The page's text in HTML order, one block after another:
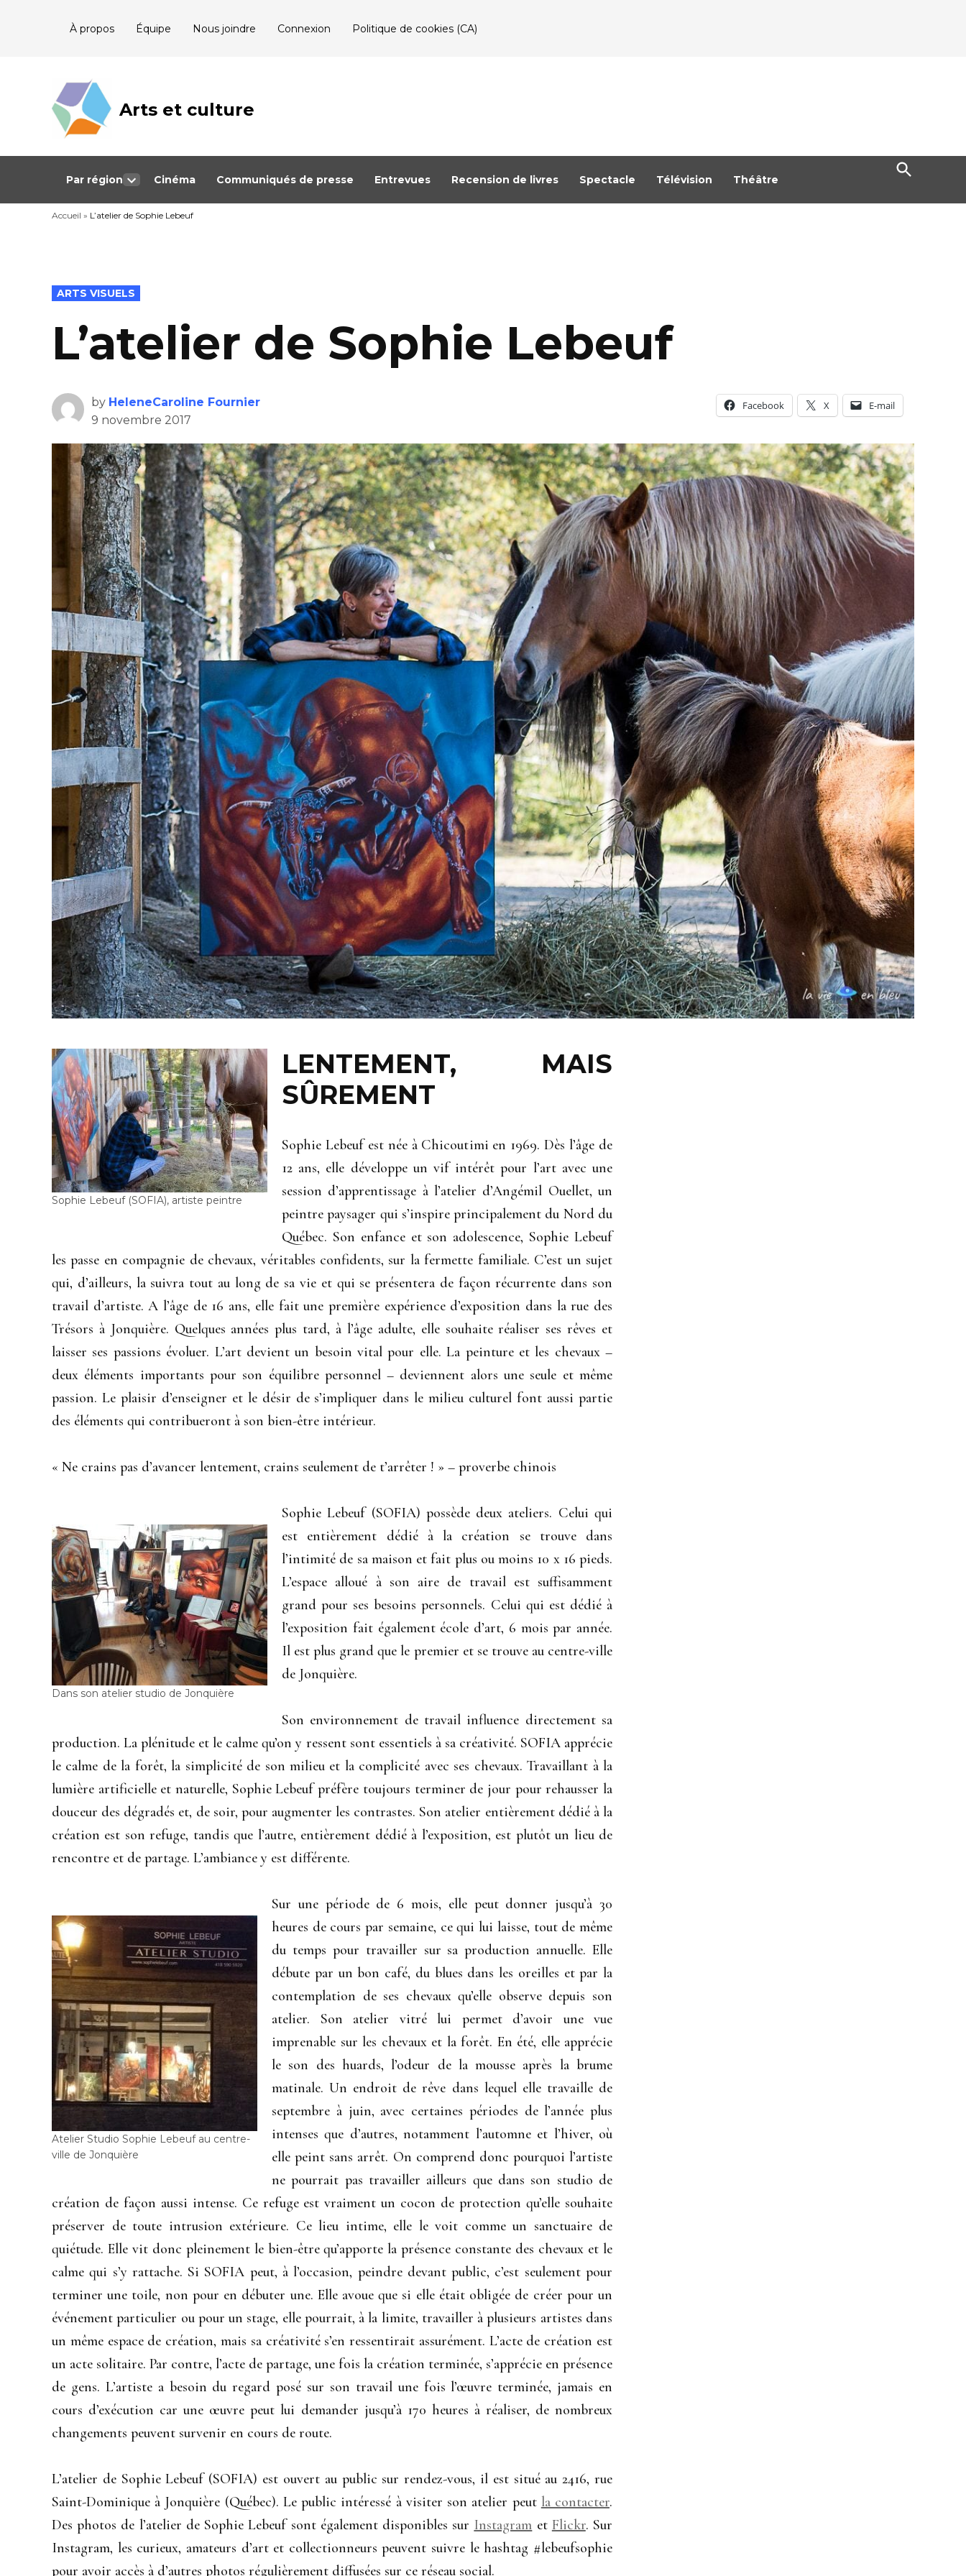
À propos Équipe Nous joindre Connexion Politique de cookies (CA)
Arts et culture
Journalisme
Québec
Par région
dropdown
menu
Cinéma Communiqués de presse Entrevues Recension de livres Spectacle Télévision Théâtre
Open
Search
Accueil » L’atelier de Sophie Lebeuf
POSTED
IN
ARTS VISUELS
L’atelier de Sophie Lebeuf
by HeleneCaroline Fournier
9 novembre 2017
Facebook X E-mail
Sophie Lebeuf (SOFIA), artiste peintre
LENTEMENT, MAIS
SÛREMENT
Sophie Lebeuf est née à Chicoutimi en 1969. Dès l’âge de
12 ans, elle développe un vif intérêt pour l’art avec une
session d’apprentissage à l’atelier d’Angémil Ouellet, un
peintre paysager qui s’inspire principalement du Nord du
Québec. Son enfance et son adolescence, Sophie Lebeuf
les passe en compagnie de chevaux, véritables confidents, sur la fermette familiale. C’est un sujet
qui, d’ailleurs, la suivra tout au long de sa vie et qui se présentera de façon récurrente dans son
travail d’artiste. A l’âge de 16 ans, elle fait une première expérience d’exposition dans la rue des
Trésors à Jonquière. Quelques années plus tard, à l’âge adulte, elle souhaite réaliser ses rêves et
laisser ses passions évoluer. L’art devient un besoin vital pour elle. La peinture et les chevaux –
deux éléments importants pour son équilibre personnel – deviennent alors une seule et même
passion. Le plaisir d’enseigner et le désir de s’impliquer dans le milieu culturel font aussi partie
des éléments qui contribueront à son bien-être intérieur.
« Ne crains pas d’avancer lentement, crains seulement de t’arrêter ! » – proverbe chinois
Dans son atelier studio de Jonquière
Sophie Lebeuf (SOFIA) possède deux ateliers. Celui qui
est entièrement dédié à la création se trouve dans
l’intimité de sa maison et fait plus ou moins 10 x 16 pieds.
L’espace alloué à son aire de travail est suffisamment
grand pour ses besoins personnels. Celui qui est dédié à
l’exposition fait également école d’art, 6 mois par année.
Il est plus grand que le premier et se trouve au centre-ville
de Jonquière.
Son environnement de travail influence directement sa
production. La plénitude et le calme qu’on y ressent sont essentiels à sa créativité. SOFIA apprécie
le calme de la forêt, la simplicité de son milieu et la complicité avec ses chevaux. Travaillant à la
lumière artificielle et naturelle, Sophie Lebeuf préfère toujours terminer de jour pour rehausser la
douceur des dégradés et, de soir, pour augmenter les contrastes. Son atelier entièrement dédié à la
création est son refuge, tandis que l’autre, entièrement dédié à l’exposition, est plutôt un lieu de
rencontre et de partage. L’ambiance y est différente.
Atelier Studio Sophie Lebeuf au centre-
ville de Jonquière
Sur une période de 6 mois, elle peut donner jusqu’à 30
heures de cours par semaine, ce qui lui laisse, tout de même
du temps pour travailler sur sa production annuelle. Elle
débute par un bon café, du blues dans les oreilles et par la
contemplation de ses chevaux qu’elle observe depuis son
atelier. Son atelier vitré lui permet d’avoir une vue
imprenable sur les chevaux et la forêt. En été, elle apprécie
le son des huards, l’odeur de la mousse après la brume
matinale. Un endroit de rêve dans lequel elle travaille de
septembre à juin, avec certaines périodes de l’année plus
intenses que d’autres, notamment l’automne et l’hiver, où
elle peint sans arrêt. On comprend donc pourquoi l’artiste
ne pourrait pas travailler ailleurs que dans son studio de
création de façon aussi intense. Ce refuge est vraiment un cocon de protection qu’elle souhaite
préserver de toute intrusion extérieure. Ce lieu intime, elle le voit comme un sanctuaire de
quiétude. Elle vit donc pleinement le bien-être qu’apporte la présence constante des chevaux et le
calme qui s’y rattache. Si SOFIA peut, à l’occasion, peindre devant public, c’est seulement pour
terminer une toile, non pour en débuter une. Elle avoue que si elle était obligée de créer pour un
événement particulier ou pour un stage, elle pourrait, à la limite, travailler à plusieurs artistes dans
un même espace de création, mais sa créativité s’en ressentirait assurément. L’acte de création est
un acte solitaire. Par contre, l’acte de partage, une fois la création terminée, s’apprécie en présence
de gens. L’artiste a besoin du regard posé sur son travail une fois l’œuvre terminée, jamais en
cours d’exécution car une œuvre peut lui demander jusqu’à 170 heures à réaliser, de nombreux
changements peuvent survenir en cours de route.
L’atelier de Sophie Lebeuf (SOFIA) est ouvert au public sur rendez-vous, il est situé au 2416, rue
Saint-Dominique à Jonquière (Québec). Le public intéressé à visiter son atelier peut la contacter.
Des photos de l’atelier de Sophie Lebeuf sont également disponibles sur Instagram et Flickr. Sur
Instagram, les curieux, amateurs d’art et collectionneurs peuvent suivre le hashtag #lebeufsophie
pour avoir accès à d’autres photos régulièrement diffusées sur ce réseau social.